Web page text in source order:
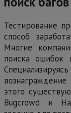
Тестирование
способ
Многие
поиска ошибок
этого
Bugcrowd и